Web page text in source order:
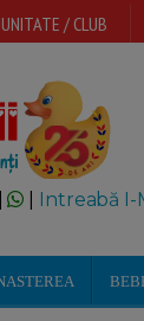
/ CLUB
| Intreabă I-